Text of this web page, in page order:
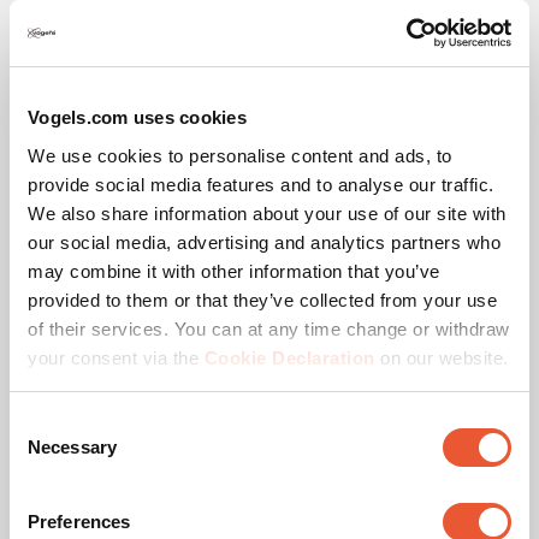
Vogels.com uses cookies
We use cookies to personalise content and ads, to
provide social media features and to analyse our traffic.
We also share information about your use of our site with
our social media, advertising and analytics partners who
may combine it with other information that you’ve
provided to them or that they’ve collected from your use
of their services. You can at any time change or withdraw
your consent via the Cookie Declaration on our website.
Selection
Necessary
Preferences
199,00 €
Inclinable